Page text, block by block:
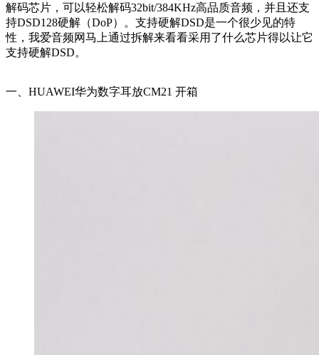
解码芯片，可以轻松解码32bit/384KHz高品质音频，并且还支
持DSD128硬解（DoP）。支持硬解DSD是一个很少见的特
性，我爱音频网马上通过拆解来看看采用了什么芯片得以让它
支持硬解DSD。
一、HUAWEI华为数字耳放CM21 开箱